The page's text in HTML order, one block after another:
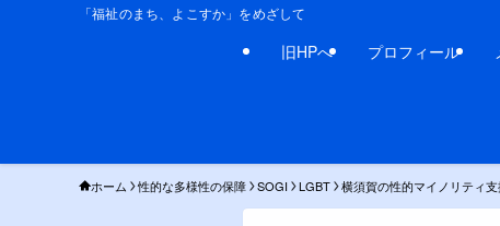
「福祉のまち、よこすか」をめざして
旧HPへ プロフィール
ホーム 性的な多様性の保障 SOGI LGBT 横須賀の性的マイノリティ支